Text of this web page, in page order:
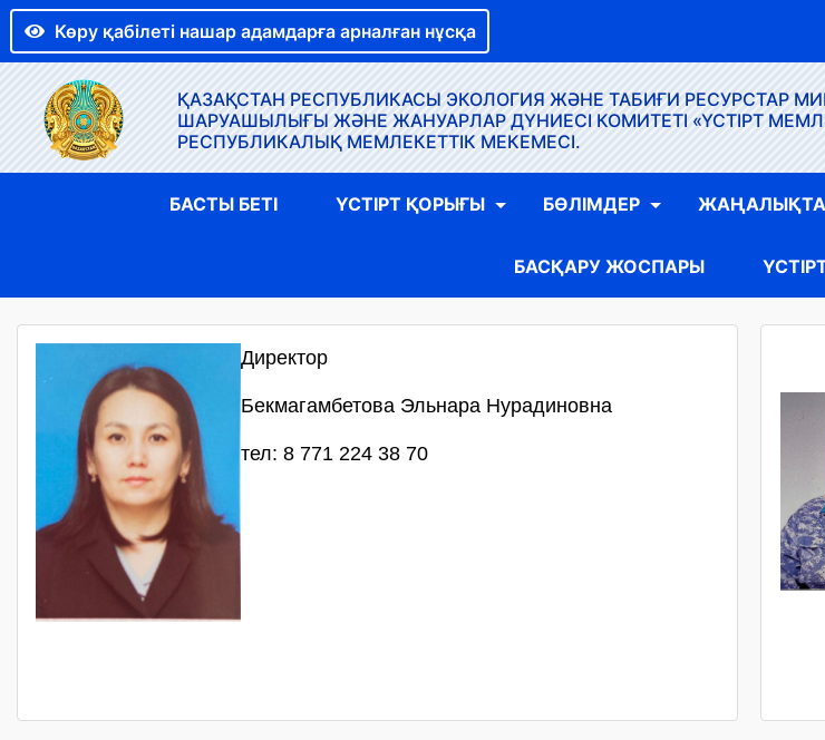
Көру қабілеті нашар адамдарға арналған нұсқа
ҚАЗАҚСТАН РЕСПУБЛИКАСЫ ЭКОЛОГИЯ ЖӘНЕ ТАБИҒИ РЕСУРСТАР
ШАРУАШЫЛЫҒЫ ЖӘНЕ ЖАНУАРЛАР ДҮНИЕСІ КОМИТЕТІ «ҮСТІРТ
РЕСПУБЛИКАЛЫҚ МЕМЛЕКЕТТІК МЕКЕМЕСІ.
БАСТЫ БЕТІ ҮСТІРТ ҚОРЫҒЫ БӨЛІМДЕР
БАСҚАРУ ЖОСПАРЫ
Директор
Бекмагамбетова Эльнара Нурадиновна
тел: 8 771 224 38 70